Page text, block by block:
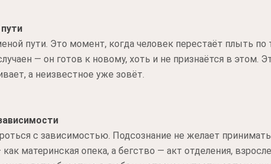
пути. Это момент, когда человек перестаёт плыть по
— он готов к новому, хоть и не признаётся в этом.
а неизвестное уже зовёт.
с зависимостью. Подсознание не желает принимать
материнская опека, а бегство — акт отделения,